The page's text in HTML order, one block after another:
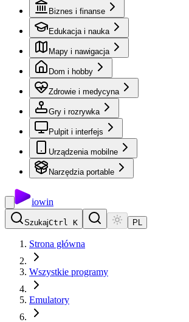
Biznes i finanse
Edukacja i nauka
Mapy i nawigacja
Dom i hobby
Zdrowie i medycyna
Gry i rozrywka
Pulpit i interfejs
Urządzenia mobilne
Narzędzia portable
iowin
SzukajCtrl K PL
Strona główna
Wszystkie programy
Emulatory